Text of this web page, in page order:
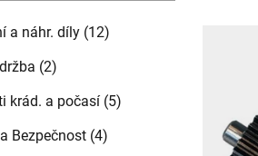
a náhr. díly (12)
(2)
krád. a počasí (5)
Bezpečnost (4)